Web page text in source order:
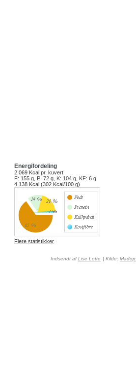
Energifordeling
2.069 Kcal pr. kuvert
F: 155 g, P: 72 g, K: 104 g, KF: 6 g
4.138 Kcal (302 Kcal/100 g)
Flere statistikker
Indsendt afLise Lotte | Kilde: